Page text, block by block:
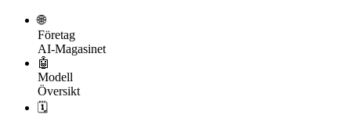
🌐
Företag
AI-Magasinet
🤖
Modell
Översikt
🗓